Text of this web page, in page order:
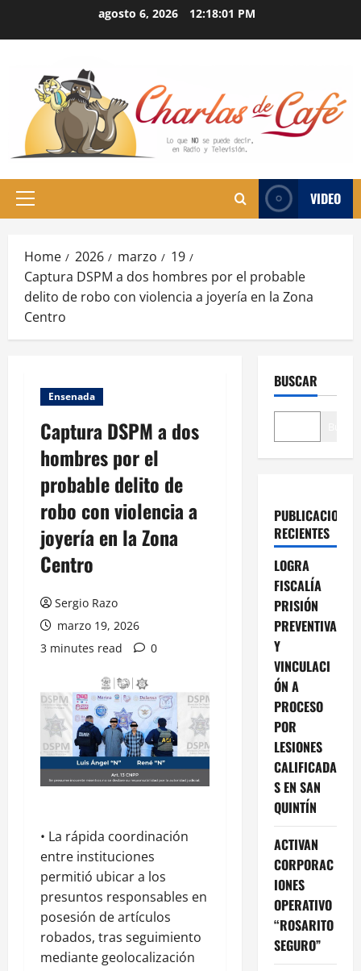
agosto 6, 2026 12:18:02 PM
Primary
VIDEO
Home 2026 marzo
19
Captura DSPM a dos hombres por el probable
delito de robo con violencia a joyería en la Zona
Centro
Ensenada
Captura DSPM a dos
hombres por el
probable delito de
robo con violencia a
joyería en la Zona
Centro
Sergio Razo
marzo 19, 2026
3 minutes read
0
• La rápida coordinación
entre instituciones
permitió ubicar a los
presuntos responsables en
posesión de artículos
robados, tras seguimiento
mediante geolocalización
BUSCAR
PUBLICACIONES
RECIENTES
LOGRA
FISCALÍA
PRISIÓN
PREVENTIVA
Y
VINCULACI
ÓN A
PROCESO
POR
LESIONES
CALIFICADA
S EN SAN
QUINTÍN
ACTIVAN
CORPORAC
IONES
OPERATIVO
“ROSARITO
SEGURO”